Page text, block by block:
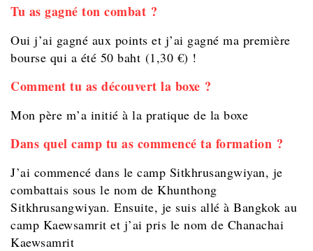
Tu as gagné ton combat ?
Oui j’ai gagné aux points et j’ai gagné ma première
bourse qui a été 50 baht (1,30 €) !
Comment tu as découvert la boxe ?
Mon père m’a initié à la pratique de la boxe
Dans quel camp tu as commencé ta formation ?
J’ai commencé dans le camp Sitkhrusangwiyan, je
combattais sous le nom de Khunthong
Sitkhrusangwiyan. Ensuite, je suis allé à Bangkok au
camp Kaewsamrit et j’ai pris le nom de Chanachai
Kaewsamrit